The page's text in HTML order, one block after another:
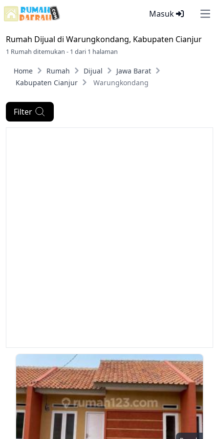
Masuk
Rumah Dijual di Warungkondang, Kabupaten Cianjur
1 Rumah ditemukan - 1 dari 1 halaman
Home Rumah Dijual
Jawa Barat
Kabupaten Cianjur
Warungkondang
Filter